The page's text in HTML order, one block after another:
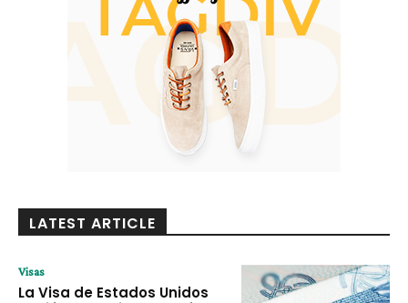
LATEST ARTICLE
Visas
La Visa de Estados Unidos